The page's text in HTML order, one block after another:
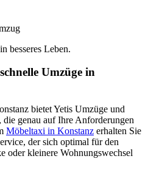
besseres Leben.
Umzüge in
bietet Yetis Umzüge und
genau auf Ihre Anforderungen
Möbeltaxi in Konstanz erhalten Sie
der sich optimal für den
oder kleinere Wohnungswechsel